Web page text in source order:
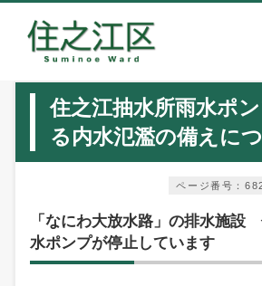
住之江抽水所雨水ポ
る内水氾濫の備えに
ページ番号：
「なにわ大放水路」の排水施設
水ポンプが停止しています